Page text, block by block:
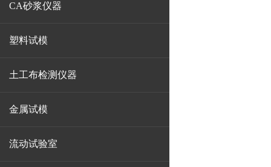
CA砂浆仪器
塑料试模
土工布检测仪器
金属试模
流动试验室